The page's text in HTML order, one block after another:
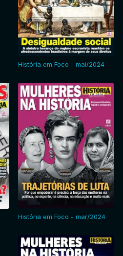
História em Foco - mai/2024
História em Foco - mar/2024